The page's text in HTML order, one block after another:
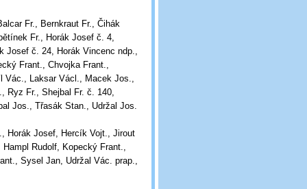
Fr., Bernkraut Fr., Čihák
Fr., Horák Josef č. 4,
Josef č. 24, Horák Vincenc ndp.,
Frant., Chvojka Frant.,
Vác., Laksar Václ., Macek Jos.,
Ryz Fr., Shejbal Fr. č. 140,
Jos., Třasák Stan., Udržal Jos.
Horák Josef, Hercík Vojt., Jirout
Rudolf, Kopecký Frant.,
Sysel Jan, Udržal Vác. prap.,